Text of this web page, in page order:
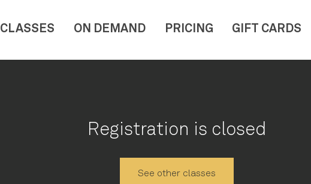
CLASSES ON DEMAND PRICING GIFT CARDS
Registration is closed
See other classes